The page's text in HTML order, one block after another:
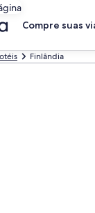
Compre suas
Finlândia